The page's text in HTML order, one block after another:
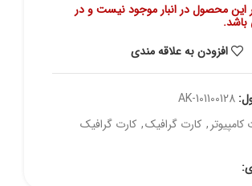
محصول در انبار موجود نیست و در
افزودن به علاقه مندی
AK-101100128
, کارت گرافیک, کارت گرافیک